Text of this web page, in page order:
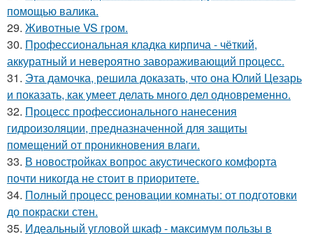
помощью валика.
29. Животные VS гром.
30. Профессиональная кладка кирпича - чёткий,
аккуратный и невероятно завораживающий процесс.
31. Эта дамочка, решила доказать, что она Юлий Цезарь
и показать, как умеет делать много дел одновременно.
32. Процесс профессионального нанесения
гидроизоляции, предназначенной для защиты
помещений от проникновения влаги.
33. В новостройках вопрос акустического комфорта
почти никогда не стоит в приоритете.
34. Полный процесс реновации комнаты: от подготовки
до покраски стен.
35. Идеальный угловой шкаф - максимум пользы в